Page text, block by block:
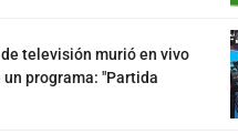
televisión murió en vivo
programa: "Partida